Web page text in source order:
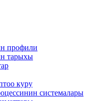
профили
тарыхы
куру
системалары